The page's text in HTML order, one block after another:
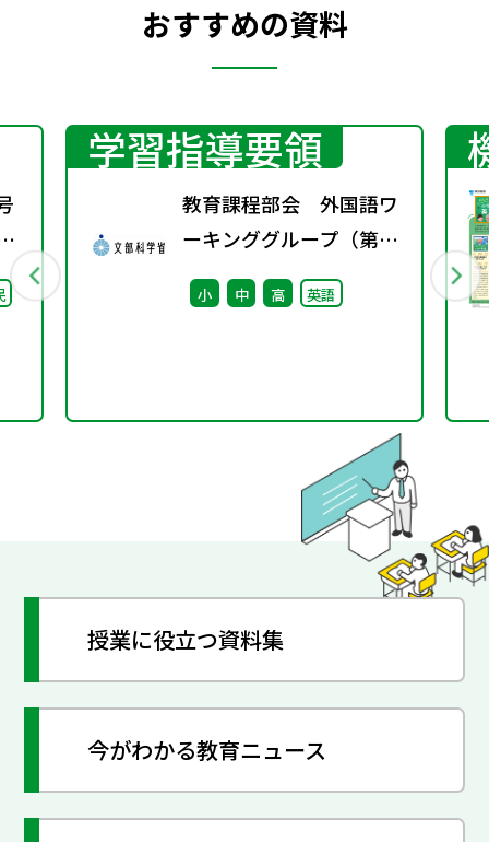
おすすめの資料
学習指導要領
教育課程部会 外国語ワ
ーキンググループ（第10
回） 配付資料
小 中 高 英語
授業に役立つ資料集
今がわかる教育ニュース